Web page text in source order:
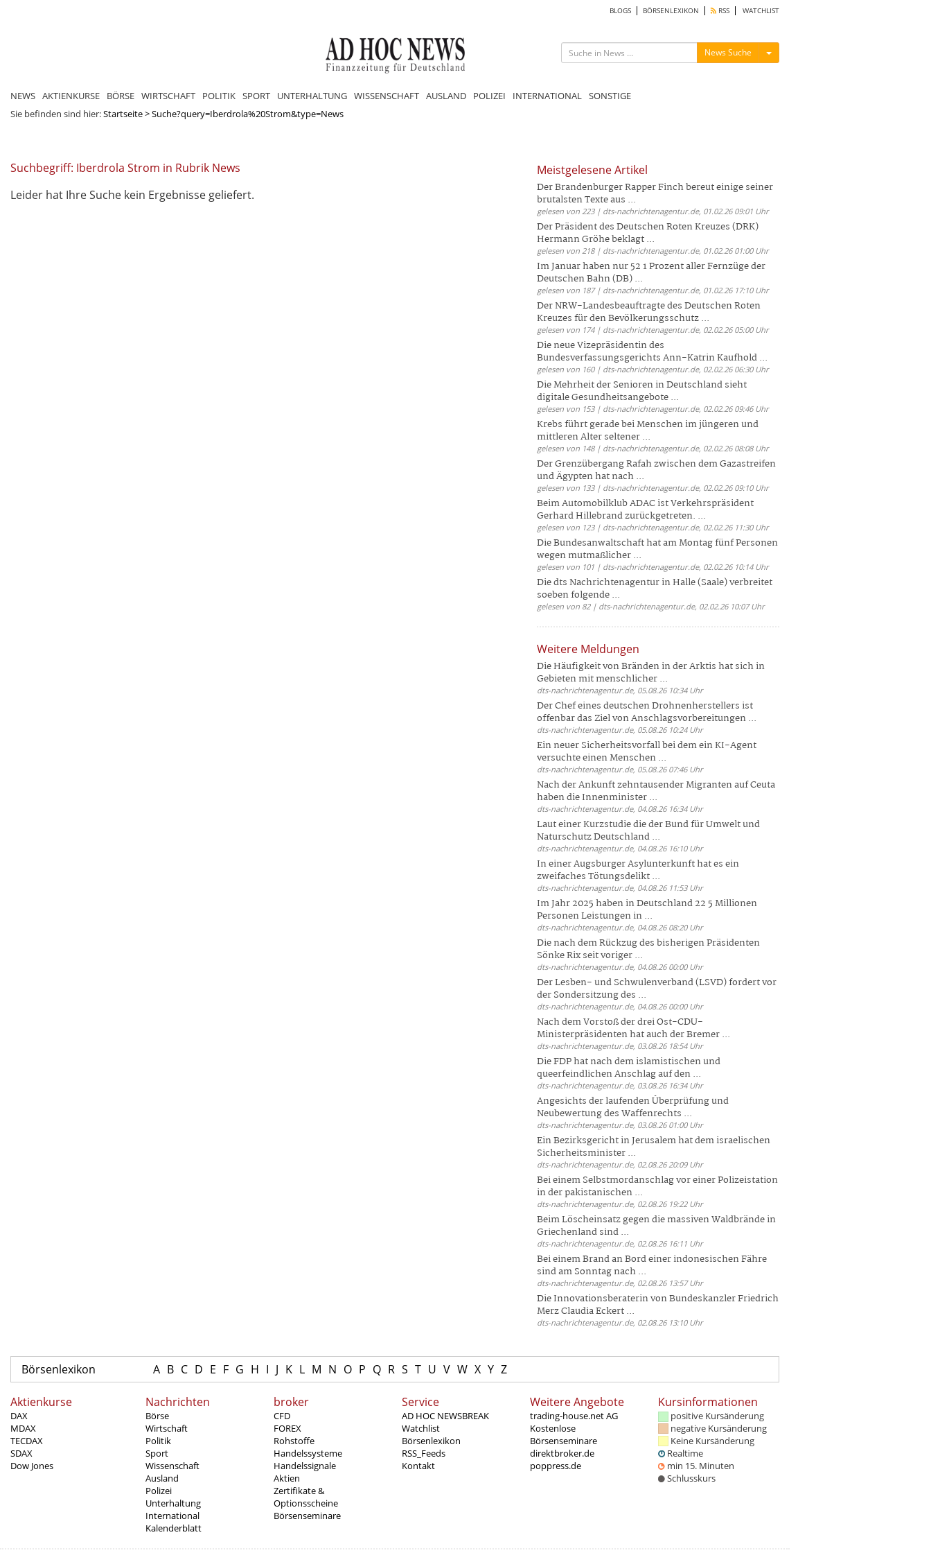
BLOGS BÖRSENLEXIKON RSS WATCHLIST
News Suche Menü ein-/ausblenden
NEWS AKTIENKURSE BÖRSE WIRTSCHAFT POLITIK SPORT UNTERHALTUNG WISSENSCHAFT AUSLAND POLIZEI INTERNATIONAL SONSTIGE
Sie befinden sind hier:Startseite>Suche?query=Iberdrola%20Strom&type=News
Suchbegriff: Iberdrola Strom in Rubrik News
Leider hat Ihre Suche kein Ergebnisse geliefert.
Meistgelesene Artikel
Der Brandenburger Rapper Finch bereut einige seiner
brutalsten Texte aus ...
gelesen von 223 | dts-nachrichtenagentur.de, 01.02.26 09:01 Uhr
Der Präsident des Deutschen Roten Kreuzes (DRK)
Hermann Gröhe beklagt ...
gelesen von 218 | dts-nachrichtenagentur.de, 01.02.26 01:00 Uhr
Im Januar haben nur 52 1 Prozent aller Fernzüge der
Deutschen Bahn (DB) ...
gelesen von 187 | dts-nachrichtenagentur.de, 01.02.26 17:10 Uhr
Der NRW-Landesbeauftragte des Deutschen Roten
Kreuzes für den Bevölkerungsschutz ...
gelesen von 174 | dts-nachrichtenagentur.de, 02.02.26 05:00 Uhr
Die neue Vizepräsidentin des
Bundesverfassungsgerichts Ann-Katrin Kaufhold ...
gelesen von 160 | dts-nachrichtenagentur.de, 02.02.26 06:30 Uhr
Die Mehrheit der Senioren in Deutschland sieht
digitale Gesundheitsangebote ...
gelesen von 153 | dts-nachrichtenagentur.de, 02.02.26 09:46 Uhr
Krebs führt gerade bei Menschen im jüngeren und
mittleren Alter seltener ...
gelesen von 148 | dts-nachrichtenagentur.de, 02.02.26 08:08 Uhr
Der Grenzübergang Rafah zwischen dem Gazastreifen
und Ägypten hat nach ...
gelesen von 133 | dts-nachrichtenagentur.de, 02.02.26 09:10 Uhr
Beim Automobilklub ADAC ist Verkehrspräsident
Gerhard Hillebrand zurückgetreten. ...
gelesen von 123 | dts-nachrichtenagentur.de, 02.02.26 11:30 Uhr
Die Bundesanwaltschaft hat am Montag fünf Personen
wegen mutmaßlicher ...
gelesen von 101 | dts-nachrichtenagentur.de, 02.02.26 10:14 Uhr
Die dts Nachrichtenagentur in Halle (Saale) verbreitet
soeben folgende ...
gelesen von 82 | dts-nachrichtenagentur.de, 02.02.26 10:07 Uhr
Weitere Meldungen
Die Häufigkeit von Bränden in der Arktis hat sich in
Gebieten mit menschlicher ...
dts-nachrichtenagentur.de, 05.08.26 10:34 Uhr
Der Chef eines deutschen Drohnenherstellers ist
offenbar das Ziel von Anschlagsvorbereitungen ...
dts-nachrichtenagentur.de, 05.08.26 10:24 Uhr
Ein neuer Sicherheitsvorfall bei dem ein KI-Agent
versuchte einen Menschen ...
dts-nachrichtenagentur.de, 05.08.26 07:46 Uhr
Nach der Ankunft zehntausender Migranten auf Ceuta
haben die Innenminister ...
dts-nachrichtenagentur.de, 04.08.26 16:34 Uhr
Laut einer Kurzstudie die der Bund für Umwelt und
Naturschutz Deutschland ...
dts-nachrichtenagentur.de, 04.08.26 16:10 Uhr
In einer Augsburger Asylunterkunft hat es ein
zweifaches Tötungsdelikt ...
dts-nachrichtenagentur.de, 04.08.26 11:53 Uhr
Im Jahr 2025 haben in Deutschland 22 5 Millionen
Personen Leistungen in ...
dts-nachrichtenagentur.de, 04.08.26 08:20 Uhr
Die nach dem Rückzug des bisherigen Präsidenten
Sönke Rix seit voriger ...
dts-nachrichtenagentur.de, 04.08.26 00:00 Uhr
Der Lesben- und Schwulenverband (LSVD) fordert vor
der Sondersitzung des ...
dts-nachrichtenagentur.de, 04.08.26 00:00 Uhr
Nach dem Vorstoß der drei Ost-CDU-
Ministerpräsidenten hat auch der Bremer ...
dts-nachrichtenagentur.de, 03.08.26 18:54 Uhr
Die FDP hat nach dem islamistischen und
queerfeindlichen Anschlag auf den ...
dts-nachrichtenagentur.de, 03.08.26 16:34 Uhr
Angesichts der laufenden Überprüfung und
Neubewertung des Waffenrechts ...
dts-nachrichtenagentur.de, 03.08.26 01:00 Uhr
Ein Bezirksgericht in Jerusalem hat dem israelischen
Sicherheitsminister ...
dts-nachrichtenagentur.de, 02.08.26 20:09 Uhr
Bei einem Selbstmordanschlag vor einer Polizeistation
in der pakistanischen ...
dts-nachrichtenagentur.de, 02.08.26 19:22 Uhr
Beim Löscheinsatz gegen die massiven Waldbrände in
Griechenland sind ...
dts-nachrichtenagentur.de, 02.08.26 16:11 Uhr
Bei einem Brand an Bord einer indonesischen Fähre
sind am Sonntag nach ...
dts-nachrichtenagentur.de, 02.08.26 13:57 Uhr
Die Innovationsberaterin von Bundeskanzler Friedrich
Merz Claudia Eckert ...
dts-nachrichtenagentur.de, 02.08.26 13:10 Uhr
Börsenlexikon A B C D E F G H I J K L M N O P Q R S T U V W X Y Z
Aktienkurse
DAX
MDAX
TECDAX
SDAX
Dow Jones
Nachrichten
Börse
Wirtschaft
Politik
Sport
Wissenschaft
Ausland
Polizei
Unterhaltung
International
Kalenderblatt
broker
CFD
FOREX
Rohstoffe
Handelssysteme
Handelssignale
Aktien
Zertifikate &
Optionsscheine
Börsenseminare
Service
AD HOC NEWSBREAK
Watchlist
Börsenlexikon
RSS_Feeds
Kontakt
Weitere Angebote
trading-house.net AG
Kostenlose
Börsenseminare
direktbroker.de
poppress.de
Kursinformationen
positive Kursänderung
negative Kursänderung
Keine Kursänderung
Realtime
min 15. Minuten
Schlusskurs